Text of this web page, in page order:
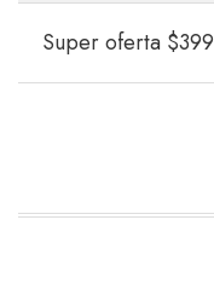
Super oferta $399